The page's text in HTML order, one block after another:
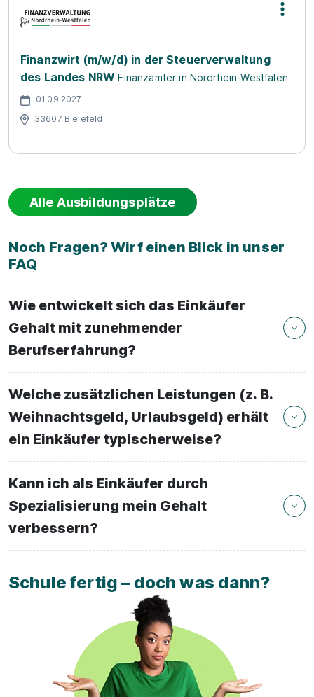
Finanzwirt (m/w/d) in der Steuerverwaltung
des Landes NRW Finanzämter in Nordrhein-Westfalen
01.09.2027
33607 Bielefeld
Alle Ausbildungsplätze
Noch Fragen? Wirf einen Blick in unser
FAQ
Wie entwickelt sich das Einkäufer
Gehalt mit zunehmender
Berufserfahrung?
Welche zusätzlichen Leistungen (z. B.
Weihnachtsgeld, Urlaubsgeld) erhält
ein Einkäufer typischerweise?
Kann ich als Einkäufer durch
Spezialisierung mein Gehalt
verbessern?
Schule fertig – doch was dann?